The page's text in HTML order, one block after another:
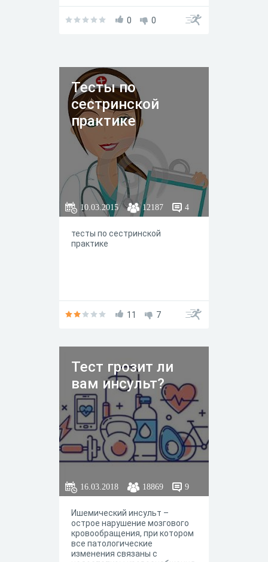
0 0
Тесты по
сестринской
практике
10.03.2015 12187 4
тесты по сестринской
практике
11 7
Тест грозит ли
вам инсульт?
16.03.2018 18869 9
Ишемический инсульт –
острое нарушение мозгового
кровообращения, при котором
все патологические
изменения связаны с